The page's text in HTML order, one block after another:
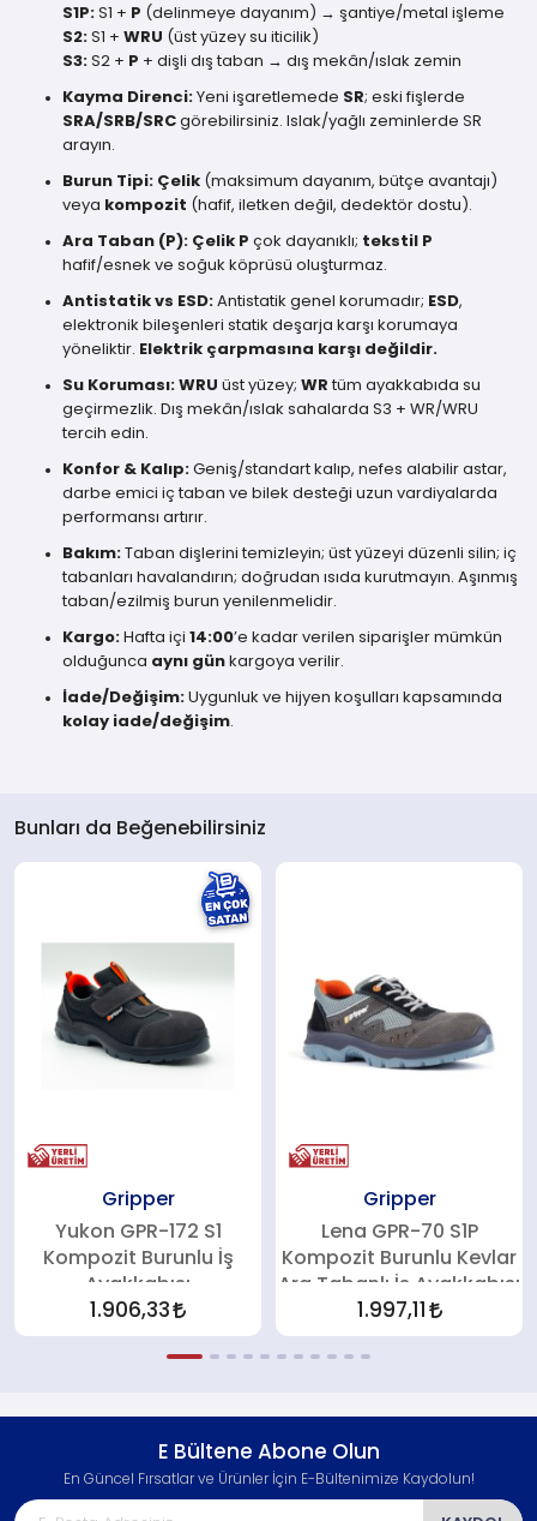
S1P: S1 + P (delinmeye dayanım) → şantiye/metal işleme
S2: S1 + WRU (üst yüzey su iticilik)
S3: S2 + P + dişli dış taban → dış mekân/ıslak zemin
Kayma Direnci: Yeni işaretlemede SR; eski fişlerde
SRA/SRB/SRC görebilirsiniz. Islak/yağlı zeminlerde SR
arayın.
Burun Tipi: Çelik (maksimum dayanım, bütçe avantajı)
veya kompozit (hafif, iletken değil, dedektör dostu).
Ara Taban (P): Çelik P çok dayanıklı; tekstil P
hafif/esnek ve soğuk köprüsü oluşturmaz.
Antistatik vs ESD: Antistatik genel korumadır; ESD,
elektronik bileşenleri statik deşarja karşı korumaya
yöneliktir. Elektrik çarpmasına karşı değildir.
Su Koruması: WRU üst yüzey; WR tüm ayakkabıda su
geçirmezlik. Dış mekân/ıslak sahalarda S3 + WR/WRU
tercih edin.
Konfor & Kalıp: Geniş/standart kalıp, nefes alabilir astar,
darbe emici iç taban ve bilek desteği uzun vardiyalarda
performansı artırır.
Bakım: Taban dişlerini temizleyin; üst yüzeyi düzenli silin; iç
tabanları havalandırın; doğrudan ısıda kurutmayın. Aşınmış
taban/ezilmiş burun yenilenmelidir.
Kargo: Hafta içi 14:00’e kadar verilen siparişler mümkün
olduğunca aynı gün kargoya verilir.
İade/Değişim: Uygunluk ve hijyen koşulları kapsamında
kolay iade/değişim
Bunları da Beğenebilirsiniz
Gripper
Yukon GPR-172 S1
Kompozit Burunlu İş
Ayakkabısı
1.906,33
Gripper
Lena GPR-70 S1P
Kompozit Burunlu Kevlar
Ara Tabanlı İş Ayakkabısı
1.997,11
E Bültene Abone Olun
En Güncel Fırsatlar ve Ürünler İçin E-Bültenimize Kaydolun!